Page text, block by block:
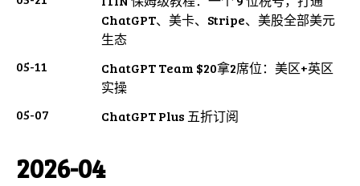
ChatGPT、美卡、Stripe、美股全部美元
生态
05-11
ChatGPT Team $20拿2席位：美区+英区
实操
05-07
ChatGPT Plus 五折订阅
2026-04